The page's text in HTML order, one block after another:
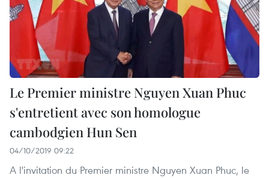
Le Premier ministre Nguyen Xuan Phuc
s'entretient avec son homologue
cambodgien Hun Sen
04/10/2019 09:22
A l'invitation du Premier ministre Nguyen Xuan Phuc, le